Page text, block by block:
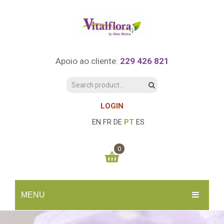
Apoio ao cliente: 229 426 821
LOGIN
EN FR DE PT ES
MENU
0
You have no items in your shopping cart
SUBTOTAL: 0.00€